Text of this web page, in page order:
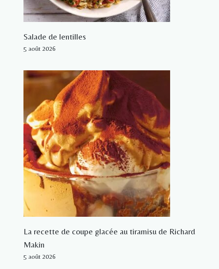
Salade de lentilles
5 août 2026
La recette de coupe glacée au tiramisu de Richard
Makin
5 août 2026